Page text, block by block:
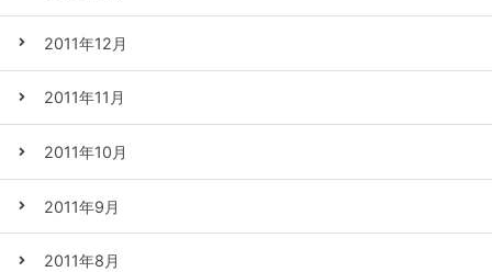
2011年12月
2011年11月
2011年10月
2011年9月
2011年8月